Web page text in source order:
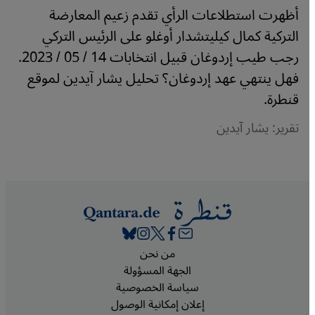
أظهرت استطلاعات الرأي تقدم زعيم المعارضة
التركية كمال كيليتشدار أوغلو على الرئيس التركي
رجب طيب إردوغان قبيل انتخابات 14 / 05 / 2023.
فهل ينتهي عهد إردوغان؟ تحليل يشار آيدين لموقع
قنطرة.
تقرير: يشار آيدين
Footer
من نحن
الجهة المسؤولة
سياسة الخصوصية
إعلان إمكانية الوصول